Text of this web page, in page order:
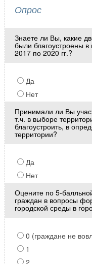
Опрос
Знаете ли Вы, какие
были благоустроены в
2017 по 2020 гг.?
Да
Нет
Принимали ли Вы
т.ч. в выборе
благоустроить, в
территории?
Да
Нет
Оцените по 5-
граждан в вопросы
городской среды в
0 (граждане не
1